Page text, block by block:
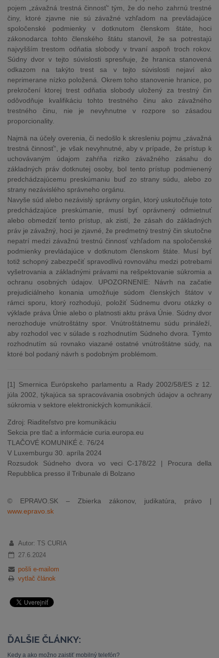
pojem „závažná trestná činnosť“ tým, že do neho zahrnú trestné
činy, ktoré zjavne nie sú závažné vzhľadom na prevládajúce
spoločenské podmienky v dotknutom členskom štáte, hoci
zákonodarca tohto členského štátu stanovil, že sa potrestajú
najvyšším trestom odňatia slobody v trvaní aspoň troch rokov.
Súdny dvor v tejto súvislosti spresňuje, že hranica stanovená
odkazom na takýto trest sa v tejto súvislosti nejaví ako
neprimerane nízko položená. Okrem toho stanovenie hranice, po
prekročení ktorej trest odňatia slobody uložený za trestný čin
odôvodňuje kvalifikáciu tohto trestného činu ako závažného
trestného činu, nie je nevyhnutne v rozpore so zásadou
proporcionality.
Najmä na účely overenia, či nedošlo k skresleniu pojmu „závažná
trestná činnosť“, je však nevyhnutné, aby v prípade, že prístup k
uchovávaným údajom zahŕňa riziko závažného zásahu do
základných práv dotknutej osoby, bol tento prístup podmienený
predchádzajúcemu preskúmaniu buď zo strany súdu, alebo zo
strany nezávislého správneho orgánu.
Navyše súd alebo nezávislý správny orgán, ktorý uskutočňuje toto
predchádzajúce preskúmanie, musí byť oprávnený odmietnuť
alebo obmedziť tento prístup, ak zistí, že zásah do základných
práv je závažný, hoci je zjavné, že predmetný trestný čin skutočne
nepatrí medzi závažnú trestnú činnosť vzhľadom na spoločenské
podmienky prevládajúce v dotknutom členskom štáte. Musí byť
totiž schopný zabezpečiť spravodlivú rovnováhu medzi potrebami
vyšetrovania a základnými právami na rešpektovanie súkromia a
ochranu osobných údajov. UPOZORNENIE: Návrh na začatie
prejudiciálneho konania umožňuje súdom členských štátov v
rámci sporu, ktorý rozhodujú, položiť Súdnemu dvoru otázky o
výklade práva Únie alebo o platnosti aktu práva Únie. Súdny dvor
nerozhoduje vnútroštátny spor. Vnútroštátnemu súdu prináleží,
aby rozhodol vec v súlade s rozhodnutím Súdneho dvora. Týmto
rozhodnutím sú rovnako viazané ostatné vnútroštátne súdy, na
ktoré bol podaný návrh s podobným problémom.
[1] Smernica Európskeho parlamentu a Rady 2002/58/ES z 12.
júla 2002, týkajúca sa spracovávania osobných údajov a ochrany
súkromia v sektore elektronických komunikácií.
Zdroj: Riaditeľstvo pre komunikáciu
Sekcia pre tlač a informácie curia.europa.eu
TLAČOVÉ KOMUNIKÉ č. 76/24
V Luxemburgu 30. apríla 2024
Rozsudok Súdneho dvora vo veci C-178/22 | Procura della
Repubblica presso il Tribunale di Bolzano
© EPRAVO.SK – Zbierka zákonov, judikatúra, právo |
www.epravo.sk
Autor: TS CURIA
27.6.2024
pošli e-mailom
vytlač článok
ĎALŠIE ČLÁNKY:
Kedy a ako možno zaistiť mobilný telefón?